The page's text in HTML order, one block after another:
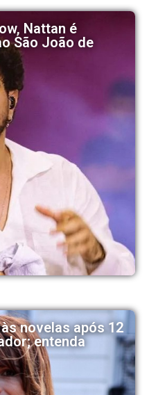
Nattan é
São João de
novelas após 12
entenda